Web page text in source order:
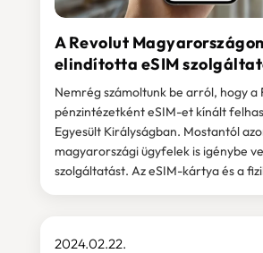
A Revolut
elindította eSIM
Nemrég számoltunk be arról, hogy a
pénzintézetként eSIM-et kínált
Egyesült Királyságban. Mostantól
magyarországi ügyfelek is igénybe
szolgáltatást. Az eSIM-kártya és a
2024.02.22.